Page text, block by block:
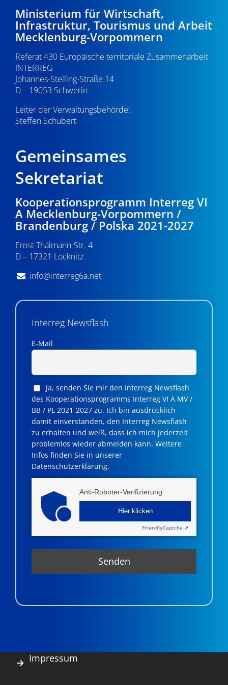
A
s
N
a
a
o
n
g
t
u
n
g
e
n
Ministerium für Wirtschaft,
Infrastruktur, Tourismus und Arbeit
Mecklenburg-Vorpommern
Referat 430 Europäische territoriale Zusammenarbeit
INTERREG
Johannes-Stelling-Straße 14
D – 19053 Schwerin
Leiter der Verwaltungsbehörde:
Steffen Schubert
Gemeinsames
Sekretariat
Kooperationsprogramm Interreg VI
A Mecklenburg-Vorpommern /
Brandenburg / Polska 2021-2027
Ernst-Thälmann-Str. 4
D – 17321 Löcknitz
info@interreg6a.net
Interreg Newsflash
E-Mail
Ja, senden Sie mir den Interreg Newsflash
des Kooperationsprogramms Interreg VI A MV /
BB / PL 2021-2027 zu. Ich bin ausdrücklich
damit einverstanden, den Interreg Newsflash
zu erhalten und weiß, dass ich mich jederzeit
problemlos wieder abmelden kann. Weitere
Infos finden Sie in unserer
Datenschutzerklärung.
Anti-Roboter-Verifizierung
Hier klicken
FriendlyCaptcha ⇗
Impressum